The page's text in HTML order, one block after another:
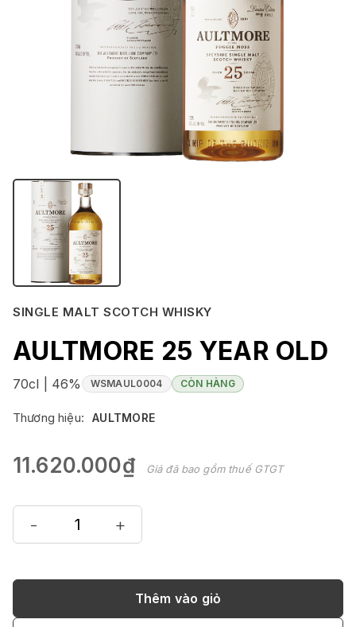
SINGLE MALT SCOTCH WHISKY
AULTMORE 25 YEAR OLD
70cl | 46% WSMAUL0004 CÒN HÀNG
Thương hiệu: AULTMORE
11.620.000₫ Giá đã bao gồm thuế GTGT
- +
Thêm vào giỏ